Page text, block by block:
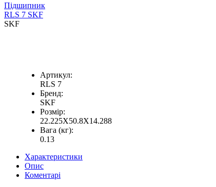
Підшипник
RLS 7 SKF
SKF
Артикул:
RLS 7
Бренд:
SKF
Розмір:
22.225X50.8X14.288
Вага (кг):
0.13
Характеристики
Опис
Коментарі